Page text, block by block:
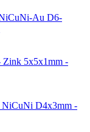
D6-
5x5x1mm -
D4x3mm -